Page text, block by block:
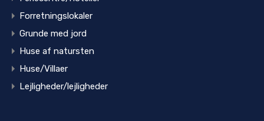
Forretningslokaler
Grunde med jord
Huse af natursten
Huse/Villaer
Lejligheder/lejligheder